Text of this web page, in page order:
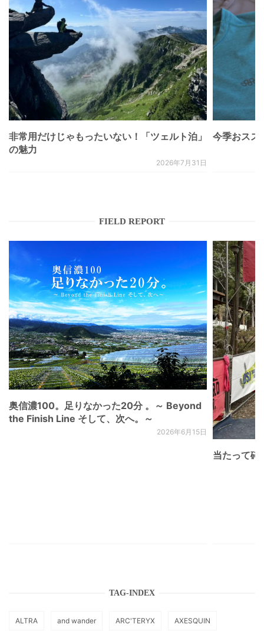
非常用だけじゃもったいない！「ツェルト泊」
の魅力
2026年7月31日
今季おスス
FIELD REPORT
奥信濃100。足りなかった20分 。～ Beyond
the Finish Line そして、次へ。～
2026年6月15日
当たって砕
TAG-INDEX
ALTRA and wander ARC'TERYX AXESQUIN